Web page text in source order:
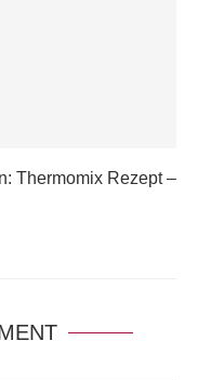
Thermomix Rezept –